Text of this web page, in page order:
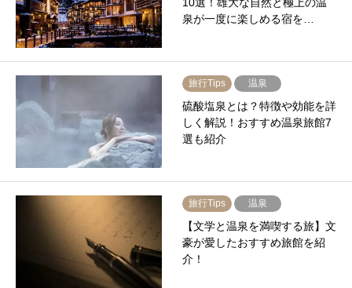
泉が一度に楽しめる宿を…
旅行Tips 温泉
硫酸塩泉とは？特徴や効能を詳
しく解説！おすすめ温泉旅館7
選も紹介
旅行Tips 温泉
【文学と温泉を満喫する旅】文
豪が愛したおすすめ旅館を紹
介！